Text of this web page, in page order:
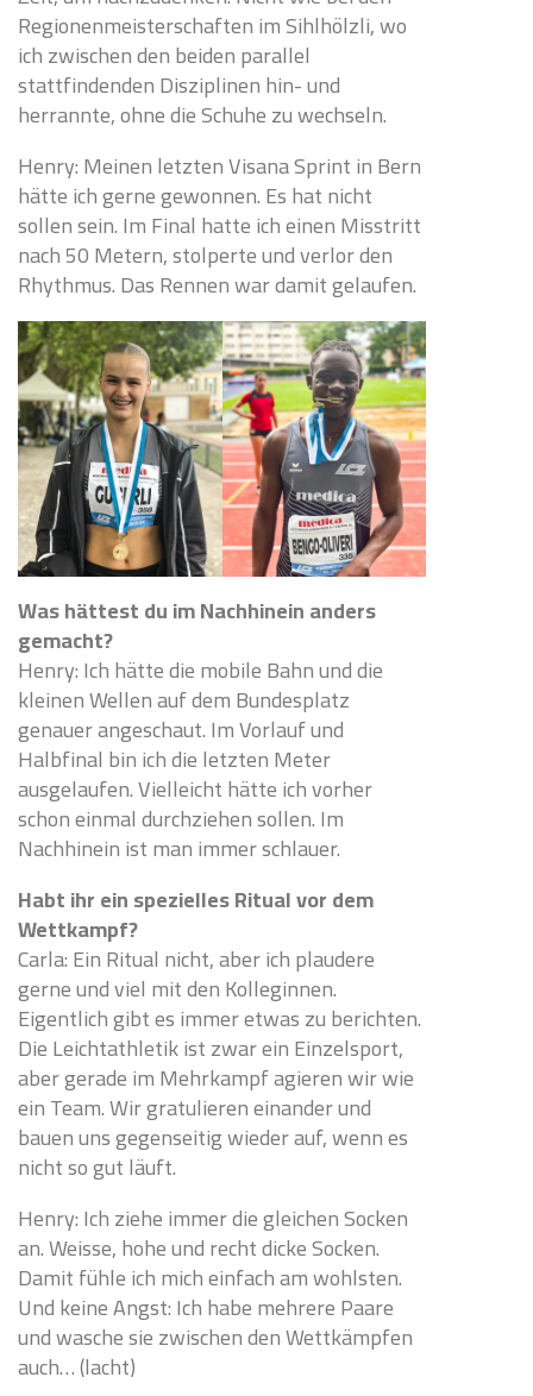
Regionenmeisterschaften im Sihlhölzli, wo
ich zwischen den beiden parallel
stattfindenden Disziplinen hin- und
herrannte, ohne die Schuhe zu wechseln.
Henry: Meinen letzten Visana Sprint in Bern
hätte ich gerne gewonnen. Es hat nicht
sollen sein. Im Final hatte ich einen Misstritt
nach 50 Metern, stolperte und verlor den
Rhythmus. Das Rennen war damit gelaufen.
Was hättest du im Nachhinein anders
gemacht?
Henry: Ich hätte die mobile Bahn und die
kleinen Wellen auf dem Bundesplatz
genauer angeschaut. Im Vorlauf und
Halbfinal bin ich die letzten Meter
ausgelaufen. Vielleicht hätte ich vorher
schon einmal durchziehen sollen. Im
Nachhinein ist man immer schlauer.
Habt ihr ein spezielles Ritual vor dem
Wettkampf?
Carla: Ein Ritual nicht, aber ich plaudere
gerne und viel mit den Kolleginnen.
Eigentlich gibt es immer etwas zu berichten.
Die Leichtathletik ist zwar ein Einzelsport,
aber gerade im Mehrkampf agieren wir wie
ein Team. Wir gratulieren einander und
bauen uns gegenseitig wieder auf, wenn es
nicht so gut läuft.
Henry: Ich ziehe immer die gleichen Socken
an. Weisse, hohe und recht dicke Socken.
Damit fühle ich mich einfach am wohlsten.
Und keine Angst: Ich habe mehrere Paare
und wasche sie zwischen den Wettkämpfen
auch… (lacht)